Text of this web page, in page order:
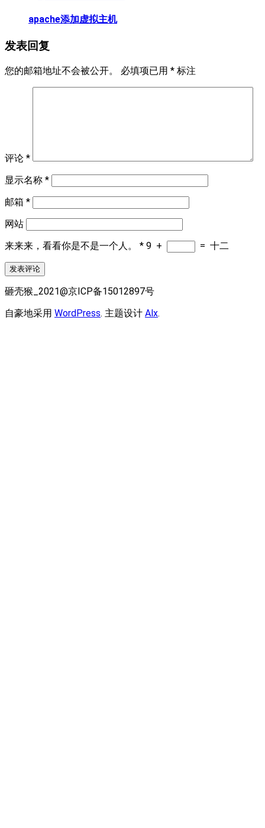
apache添加虚拟主机
发表回复
您的邮箱地址不会被公开。 必填项已用 * 标注
评论 *
显示名称 *
邮箱 *
网站
来来来，看看你是不是一个人。
* 9 + = 十二
砸壳猴_2021@京ICP备15012897号
自豪地采用 WordPress. 主题设计 Alx.